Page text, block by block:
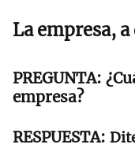
La empresa,
empresa?